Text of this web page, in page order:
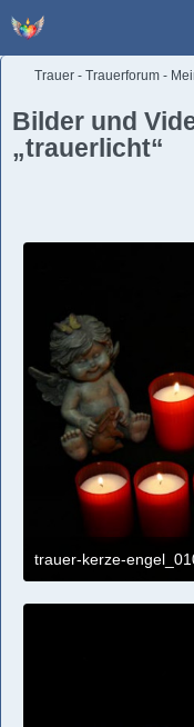
Trauer - Trauerforum -
Bilder und
„trauerlicht“
trauer-kerze-
4. April